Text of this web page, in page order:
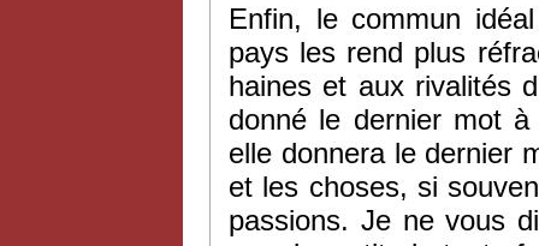
Enfin, le commun
pays les rend plus
haines et aux rivalités
donné le dernier mot
elle donnera le dernier
et les choses, si
passions. Je ne vous